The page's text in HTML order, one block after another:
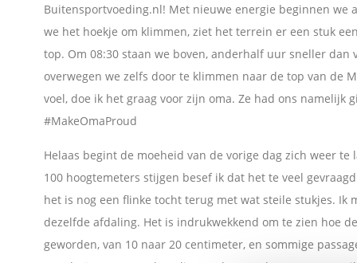
n
W
h
a
t
Buitensportvoeding.nl! Met nieuwe energie beginnen we
we het hoekje om klimmen, ziet het terrein er een stuk
top. Om 08:30 staan we boven, anderhalf uur sneller
overwegen we zelfs door te klimmen naar de top van de
voel, doe ik het graag voor zijn oma. Ze had ons namelijk
#MakeOmaProud
Helaas begint de moeheid van de vorige dag zich weer
100 hoogtemeters stijgen besef ik dat het te veel
het is nog een flinke tocht terug met wat steile stukjes.
dezelfde afdaling. Het is indrukwekkend om te zien hoe
geworden, van 10 naar 20 centimeter, en sommige